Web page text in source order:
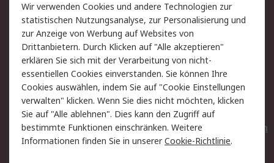
Rücksendungen
Kontakt
Hilfe
Privatkunden
Rechtliches
AGB
Datenschutz
Cookie-Richtlinie
Zahlungsbedingungen
Copyright/Impressum
Entsorgung
Elektrogeräte/Batterien
Wir verwenden Cookies und andere Technologien zur
statistischen Nutzungsanalyse, zur Personalisierung und
zur Anzeige von Werbung auf Websites von
Drittanbietern. Durch Klicken auf "Alle akzeptieren"
erklären Sie sich mit der Verarbeitung von nicht-
essentiellen Cookies einverstanden. Sie können Ihre
Cookies auswählen, indem Sie auf "Cookie Einstellungen
verwalten" klicken. Wenn Sie dies nicht möchten, klicken
Sie auf "Alle ablehnen". Dies kann den Zugriff auf
bestimmte Funktionen einschränken. Weitere
Informationen finden Sie in unsererCookie-Richtlinie.